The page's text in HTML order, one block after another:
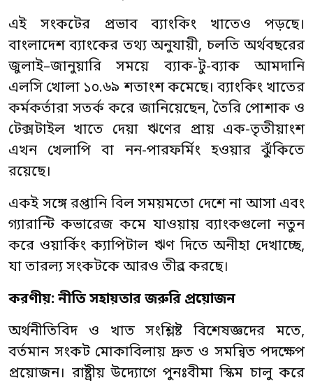
এই সংকটের প্রভাব ব্যাংকিং খাতেও পড়ছে।
বাংলাদেশ ব্যাংকের তথ্য অনুযায়ী, চলতি অর্থবছরের
জুলাই–জানুয়ারি সময়ে ব্যাক-টু-ব্যাক আমদানি
এলসি খোলা ১০.৬৯ শতাংশ কমেছে। ব্যাংকিং খাতের
কর্মকর্তারা সতর্ক করে জানিয়েছেন, তৈরি পোশাক ও
টেক্সটাইল খাতে দেয়া ঋণের প্রায় এক-তৃতীয়াংশ
এখন খেলাপি বা নন-পারফর্মিং হওয়ার ঝুঁকিতে
রয়েছে।
একই সঙ্গে রপ্তানি বিল সময়মতো দেশে না আসা এবং
গ্যারান্টি কভারেজ কমে যাওয়ায় ব্যাংকগুলো নতুন
করে ওয়ার্কিং ক্যাপিটাল ঋণ দিতে অনীহা দেখাচ্ছে,
যা তারল্য সংকটকে আরও তীব্র করছে।
করণীয়: নীতি সহায়তার জরুরি প্রয়োজন
অর্থনীতিবিদ ও খাত সংশ্লিষ্ট বিশেষজ্ঞদের মতে,
বর্তমান সংকট মোকাবিলায় দ্রুত ও সমন্বিত পদক্ষেপ
প্রয়োজন। রাষ্ট্রীয় উদ্যোগে পুনঃবীমা স্কিম চালু করে